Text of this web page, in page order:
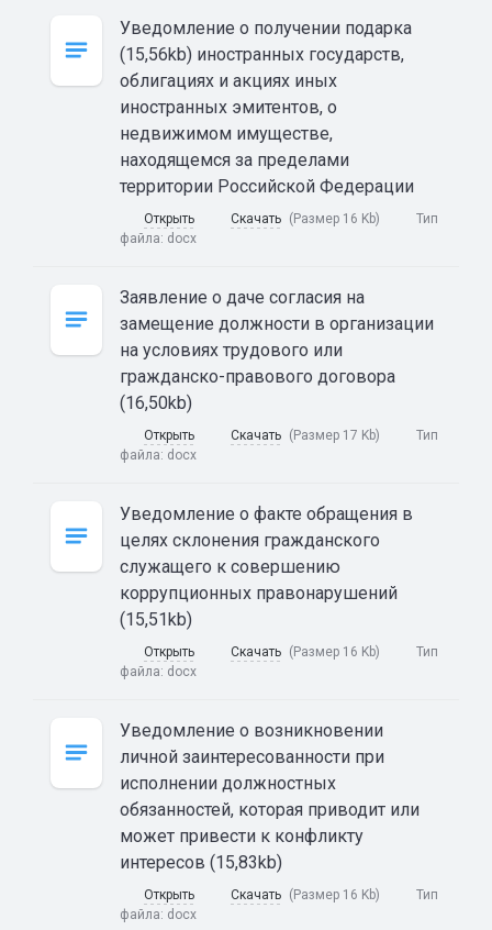
Уведомление о получении подарка
(15,56kb) иностранных государств,
облигациях и акциях иных
иностранных эмитентов, о
недвижимом имуществе,
находящемся за пределами
территории Российской Федерации
Открыть Скачать (Размер 16 Kb)
Тип
файла: docx
Заявление о даче согласия на
замещение должности в организации
на условиях трудового или
гражданско-правового договора
(16,50kb)
Открыть Скачать (Размер 17 Kb)
Тип
файла: docx
Уведомление о факте обращения в
целях склонения гражданского
служащего к совершению
коррупционных правонарушений
(15,51kb)
Открыть Скачать (Размер 16 Kb)
Тип
файла: docx
Уведомление о возникновении
личной заинтересованности при
исполнении должностных
обязанностей, которая приводит или
может привести к конфликту
интересов (15,83kb)
Открыть Скачать (Размер 16 Kb)
Тип
файла: docx